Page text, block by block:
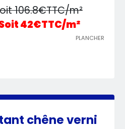
106.8€TTC/m²
42€TTC/m²
PLANCHER
chêne verni